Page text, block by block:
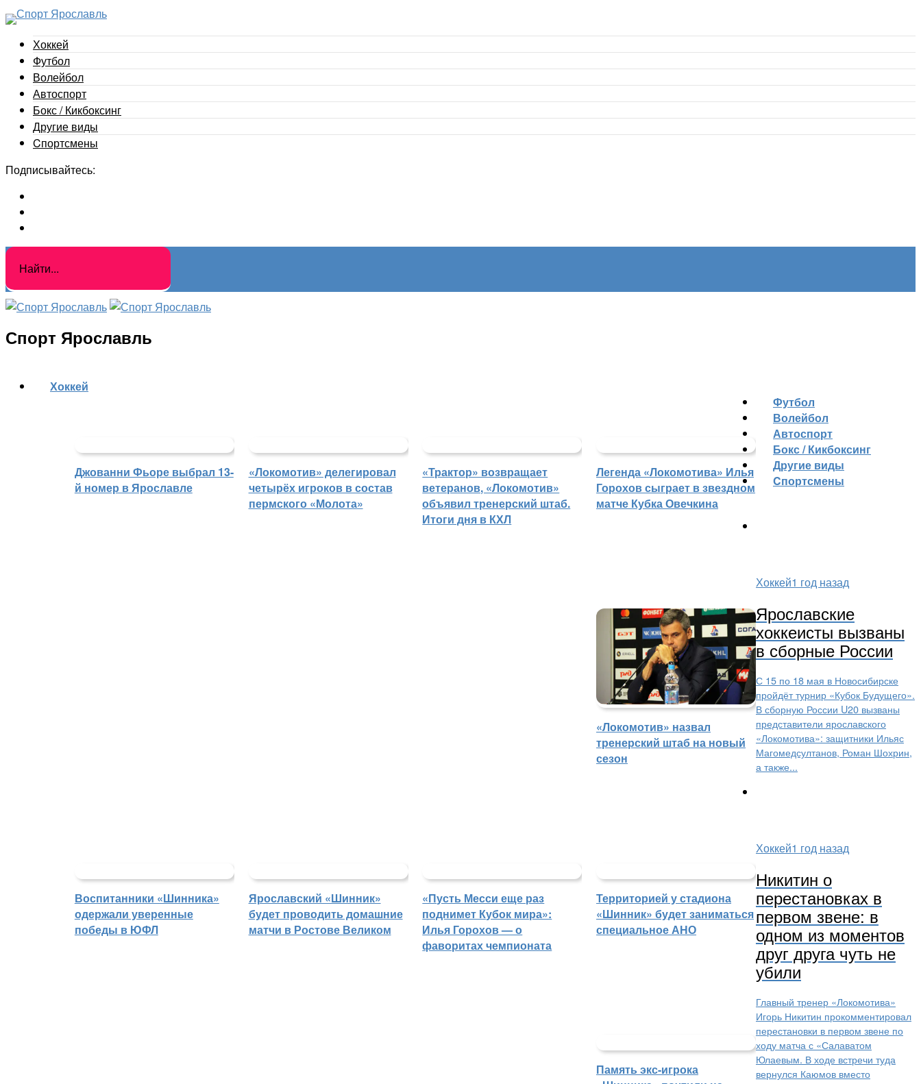
Хоккей
Футбол
Волейбол
Автоспорт
Бокс / Кикбоксинг
Другие виды
Cпортсмены
Подписывайтесь:
Спорт Ярославль
Хоккей
Джованни Фьоре выбрал 13-
й номер в Ярославле
«Локомотив» делегировал
четырёх игроков в состав
пермского «Молота»
«Трактор» возвращает
ветеранов, «Локомотив»
объявил тренерский штаб.
Итоги дня в КХЛ
Легенда «Локомотива» Илья
Горохов сыграет в звездном
матче Кубка Овечкина
«Локомотив» назвал
тренерский штаб на новый
сезон
Футбол
Воспитанники «Шинника»
одержали уверенные
победы в ЮФЛ
Ярославский «Шинник»
будет проводить домашние
матчи в Ростове Великом
«Пусть Месси еще раз
поднимет Кубок мира»:
Илья Горохов — о
фаворитах чемпионата
Территорией у стадиона
«Шинник» будет заниматься
специальное АНО
Память экс-игрока
Волейбол
Автоспорт
Бокс / Кикбоксинг
Другие виды
Cпортсмены
Хоккей1 год назад
Ярославские
хоккеисты вызваны
в сборные России
С 15 по 18 мая в Новосибирске
пройдёт турнир «Кубок Будущего».
В сборную России U20 вызваны
представители ярославского
«Локомотива»: защитники Ильяс
Магомедсултанов, Роман Шохрин,
а также...
Хоккей1 год назад
Никитин о
перестановках в
первом звене: в
одном из моментов
друг друга чуть не
убили
Главный тренер «Локомотива»
Игорь Никитин прокомментировал
перестановки в первом звене по
ходу матча с «Салаватом
Юлаевым. В ходе встречи туда
вернулся Каюмов вместо